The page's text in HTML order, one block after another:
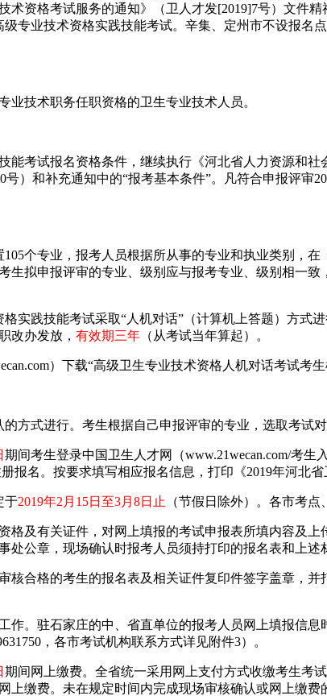
术资格考试服务的通知》（卫人才发[2019]7号）文件
级专业技术资格实践技能考试。辛集、定州市不设报
技术职务任职资格的卫生专业技术人员。
考试报名资格条件，继续执行《河北省人力资源和
）和补充通知中的“报考基本条件”。凡符合申报评
个专业，报考人员根据所从事的专业和执业类别，在
生拟申报评审的专业、级别应与报考专业、级别相一
践技能考试采取“人机对话”（计算机上答题）方式
改办发放， 有效期三年 （从考试当年算起）。
）下载“高级卫生专业技术资格人机对话考试考生
式进行。考生根据自己申报评审的专业，选取考试对
期间考生登录中国卫生人才网（www.21wecan.com/考
报名。按要求填写相应报名信息，打印《2019年河北
于2019年2月15日至3月8日止 （节假日除外）。各市考
及有关证件，对网上填报的考试申报表所填内容及上
处公章，现场确认时报考人员须持打印的报名表和上述
合格的考生的报名表及相关证件复印件签字盖章，并
。驻石家庄的中、省直单位的报考人员网上填报信息
，各市考试机构联系方式详见附件3）。
期间网上缴费。全省统一采用网上支付方式收缴考生考
上缴费。未在规定时间内完成现场审核确认或网上缴